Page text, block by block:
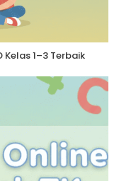
Kelas 1–3 Terbaik